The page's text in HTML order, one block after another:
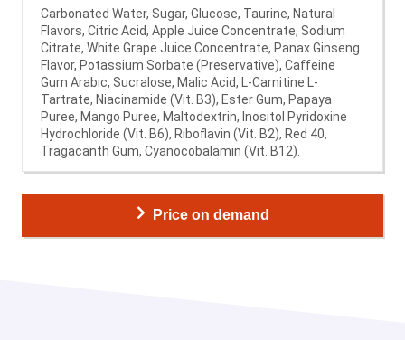
Carbonated Water, Sugar, Glucose, Taurine, Natural
Flavors, Citric Acid, Apple Juice Concentrate, Sodium
Citrate, White Grape Juice Concentrate, Panax Ginseng
Flavor, Potassium Sorbate (Preservative), Caffeine
Gum Arabic, Sucralose, Malic Acid, L-Carnitine L-
Tartrate, Niacinamide (Vit. B3), Ester Gum, Papaya
Puree, Mango Puree, Maltodextrin, Inositol Pyridoxine
Hydrochloride (Vit. B6), Riboflavin (Vit. B2), Red 40,
Tragacanth Gum, Cyanocobalamin (Vit. B12).
Price on demand